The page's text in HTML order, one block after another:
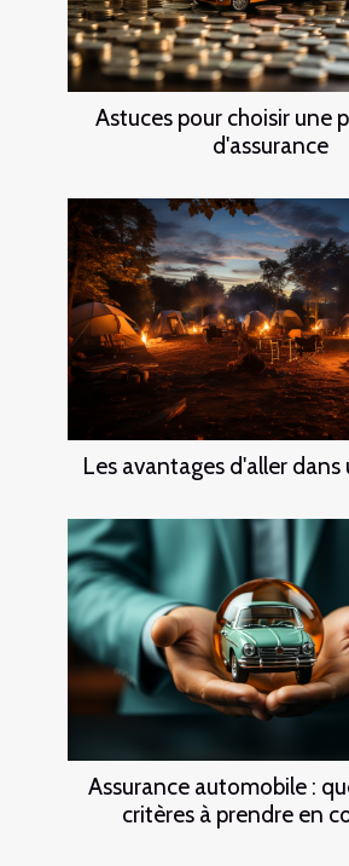
Astuces pour choisir une
d'assurance
Les avantages d'aller
Assurance automobile :
critères à prendre en